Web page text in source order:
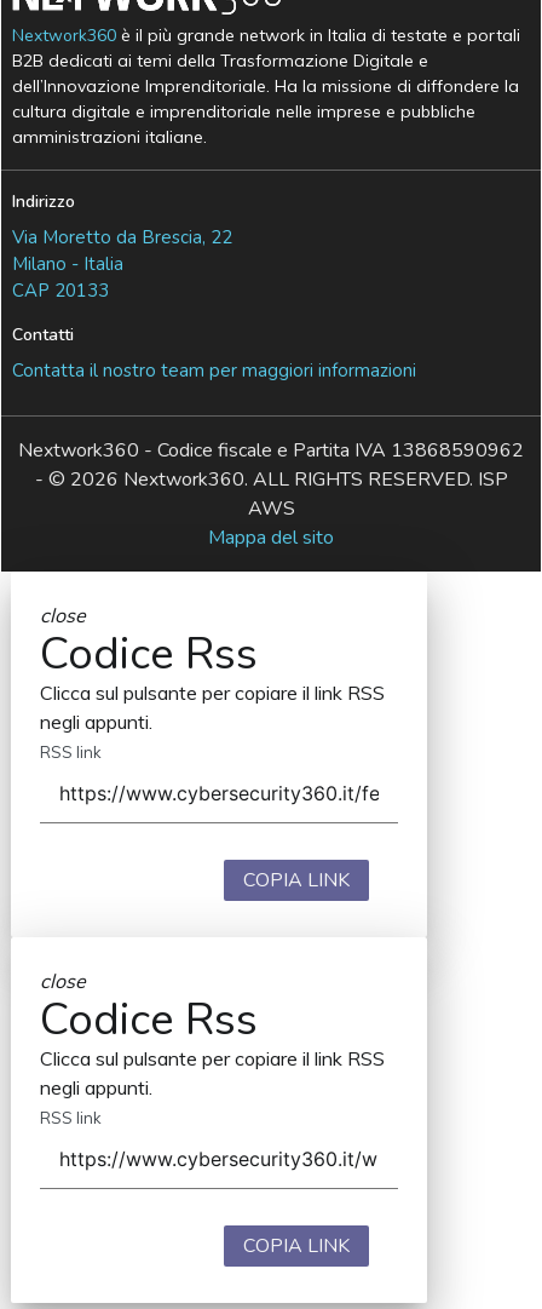
Nextwork360 è il più grande network in Italia di testate e portali
B2B dedicati ai temi della Trasformazione Digitale e
dell’Innovazione Imprenditoriale. Ha la missione di diffondere la
cultura digitale e imprenditoriale nelle imprese e pubbliche
amministrazioni italiane.
Indirizzo
Via Moretto da Brescia, 22
Milano - Italia
CAP 20133
Contatti
Contatta il nostro team per maggiori informazioni
Nextwork360 - Codice fiscale e Partita IVA 13868590962
- © 2026 Nextwork360. ALL RIGHTS RESERVED. ISP
AWS
Mappa del sito
close
Codice Rss
Clicca sul pulsante per copiare il link RSS
negli appunti.
RSS link
COPIA LINK
close
Codice Rss
Clicca sul pulsante per copiare il link RSS
negli appunti.
RSS link
COPIA LINK